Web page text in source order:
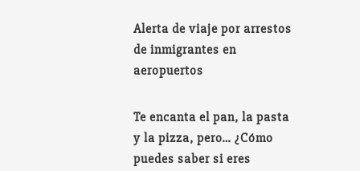
Alerta de viaje por arrestos
de inmigrantes en
aeropuertos
Te encanta el pan, la pasta
y la pizza, pero… ¿Cómo
puedes saber si eres